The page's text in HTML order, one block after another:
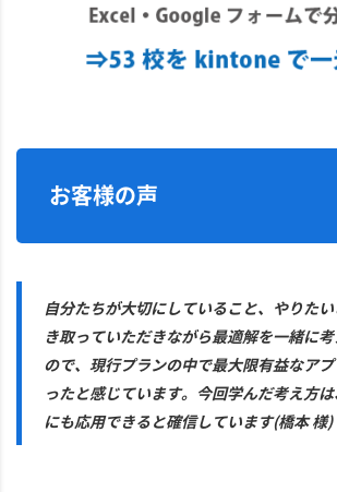
お客様の声
自分たちが大切にしていること、やりた
き取っていただきながら最適解を一緒に
ので、現行プランの中で最大限有益なア
ったと感じています。今回学んだ考え方
にも応用できると確信しています(橋本 様)